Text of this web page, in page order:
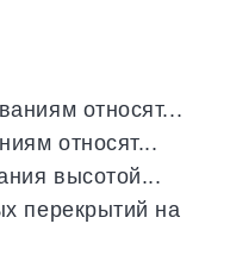
относят...
относят...
высотой...
перекрытий на